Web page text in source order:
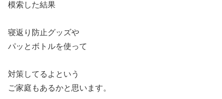
模索した結果
寝返り防止グッズや
パッとボトルを使って
対策してるよという
ご家庭もあるかと思います。